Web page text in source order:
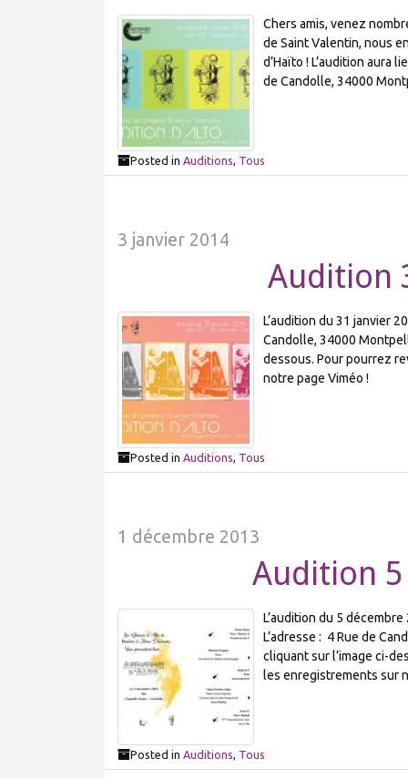
Chers amis, venez
de Saint Valentin, nous
d’Haïto ! L’audition aura
de Candolle, 34000
Posted in Auditions Tous
3 janvier 2014
Audition
L’audition du 31 janvier
Candolle, 34000
dessous. Pour pourrez
notre page Viméo !
Posted in Auditions Tous
1 décembre 2013
Audition
L’audition du 5
L’adresse : 4 Rue de
cliquant sur l’image ci-
les enregistrements sur
Posted in Auditions Tous